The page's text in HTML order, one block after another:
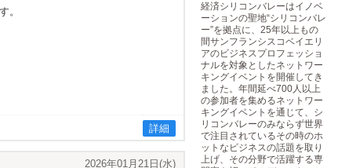
。
詳細
2026年01月21日(水)
経済シリコンバレーはイノベ
ーションの聖地“シリコンバレ
ー”を拠点に、25年以上もの
間サンフランシスコベイエリ
アのビジネスプロフェッショ
ナルを対象としたネットワー
キングイベントを開催してき
ました。年間延べ700人以上
の参加者を集めるネットワー
キングイベントを通じて、シ
リコンバレーのみならず世界
で注目されているその時のホ
ットなビジネスの話題を取り
上げ、その分野で活躍する専